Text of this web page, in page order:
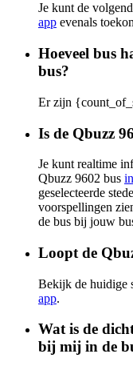
Je kunt de
app evenals
Hoeveel bus
bus?
Er zijn
Is de Qbuzz
Je kunt realtime
Qbuzz 9602 bus
geselecteerde
voorspellingen
de bus bij jouw
Loopt de
Bekijk de huidige
app.
Wat is de
bij mij in de